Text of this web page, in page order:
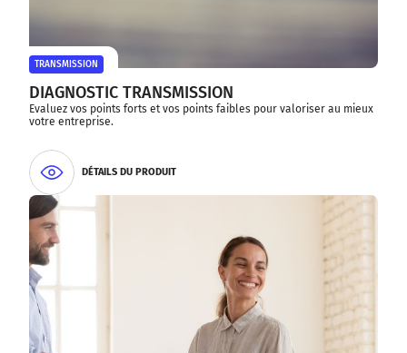
TRANSMISSION
DIAGNOSTIC TRANSMISSION
Evaluez vos points forts et vos points faibles pour valoriser au mieux
votre entreprise.
DÉTAILS DU PRODUIT